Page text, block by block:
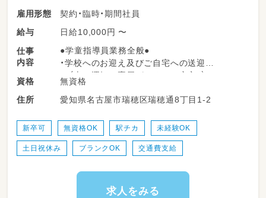
雇用形態
契約・臨時・期間社員
給与
日給10,000円 〜
仕事
内容
●学童指導員業務全般●
・学校へのお迎え及びご自宅への送迎
（車の運転は専属がいるので安心♪）
・勉強のサポート
※学校の宿題＋塾の宿題なども行うお子様が
勉強の割合が通常学童に比べて多いです！
主に小学１年生～3年生のお子様がメイン
◎
・おやつ・食事の提供
・保護者への報告
資格
無資格
住所
愛知県名古屋市瑞穂区瑞穂通8丁目1-2
新卒可 無資格OK 駅チカ 未経験OK
土日祝休み ブランクOK 交通費支給
求人をみる